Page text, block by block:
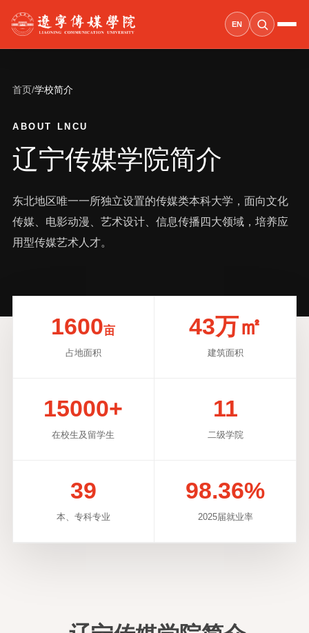
EN
首页/学校简介
ABOUT LNCU
辽宁传媒学院简介
东北地区唯一一所独立设置的传媒类本科大学，面向文化
传媒、电影动漫、艺术设计、信息传播四大领域，培养应
用型传媒艺术人才。
1600亩
占地面积
43万㎡
建筑面积
15000+
在校生及留学生
11
二级学院
39
本、专科专业
98.36%
2025届就业率